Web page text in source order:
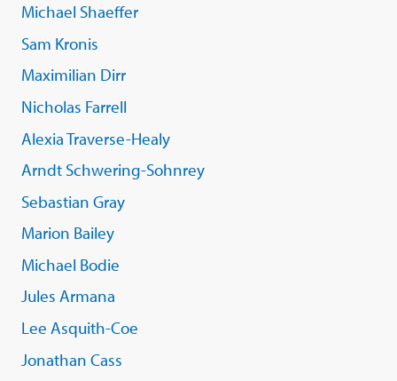
Michael Shaeffer
Sam Kronis
Maximilian Dirr
Nicholas Farrell
Alexia Traverse-Healy
Arndt Schwering-Sohnrey
Sebastian Gray
Marion Bailey
Michael Bodie
Jules Armana
Lee Asquith-Coe
Jonathan Cass